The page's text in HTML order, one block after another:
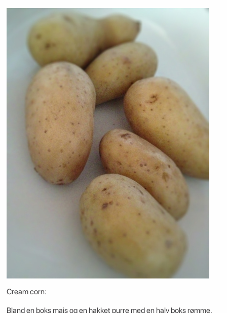
Cream corn:
Bland en boks mais og en hakket purre med en halv boks rømme.